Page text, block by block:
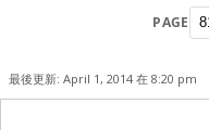
PAGE
最後更新: April 1, 2014 在 8:20 pm